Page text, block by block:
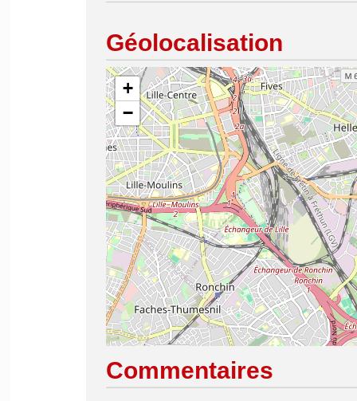
Géolocalisation
+
−
Commentaires